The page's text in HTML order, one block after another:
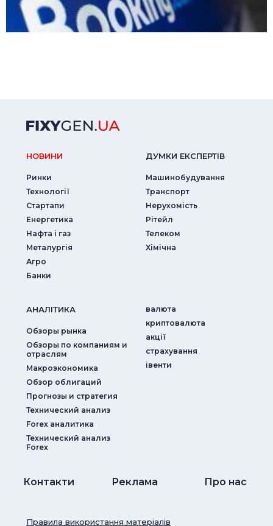
НОВИНИ
Ринки
Технології
Стартапи
Енергетика
Нафта і газ
Металургія
Агро
Банки
ДУМКИ ЕКСПЕРТIВ
Машинобудування
Транспорт
Нерухомість
Рітейл
Телеком
Хімічна
АНАЛIТИКА
Обзоры рынка
Обзоры по компаниям и
отраслям
Макроэкономика
Обзор облигаций
Прогнозы и стратегия
Технический анализ
Forex аналитика
Технический анализ
Forex
валюта
криптовалюта
акції
страхування
iвенти
Контакти Реклама Про нас
Правила використання матеріалів